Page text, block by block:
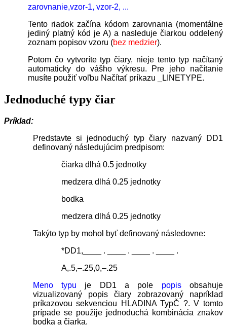
zarovnanie,vzor-1, vzor-2, ...
Tento riadok začína kódom zarovnania (momentálne
jediný platný kód je A) a nasleduje čiarkou oddelený
zoznam popisov vzoru (bez medzier).
Potom čo vytvoríte typ čiary, nieje tento typ načítaný
automaticky do vášho výkresu. Pre jeho načítanie
musíte použiť voľbu Načítať príkazu _LINETYPE.
Jednoduché typy čiar
Príklad:
Predstavte si jednoduchý typ čiary nazvaný DD1
definovaný následujúcim predpisom:
čiarka dlhá 0.5 jednotky
medzera dlhá 0.25 jednotky
bodka
medzera dlhá 0.25 jednotky
Takýto typ by mohol byť definovaný následovne:
*DD1,____ . ____ . ____ . ____ .
A,.5,–.25,0,–.25
Meno typu je DD1 a pole popisobsahuje
vizualizovaný popis čiary zobrazovaný napríklad
príkazovou sekvenciou HLADINA TypČ ?. V tomto
prípade se použije jednoduchá kombinácia znakov
bodka a čiarka.